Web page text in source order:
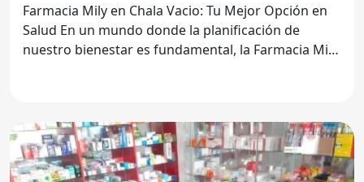
Farmacia Mily en Chala Vacio: Tu Mejor Opción en
Salud En un mundo donde la planificación de
nuestro bienestar es fundamental, la Farmacia Mily